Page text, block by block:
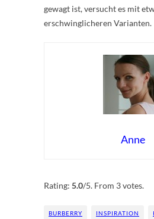
gewagt ist, versucht es mit
erschwinglicheren Varianten.
Anne
Rating: 5.0/5. From 3 votes.
BURBERRY INSPIRATION